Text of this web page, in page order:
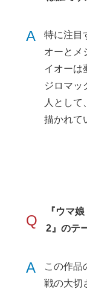
A
特に注目
オーとメ
イオーは
ジロマッ
人とし
描かれて
Q
『ウマ
2』のテ
A
この作品
戦の大切